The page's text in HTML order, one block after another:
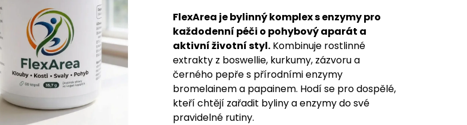
FlexArea je bylinný komplex s enzymy pro
každodenní péči o pohybový aparát a
aktivní životní styl. Kombinuje rostlinné
extrakty z boswellie, kurkumy, zázvoru a
černého pepře s přírodními enzymy
bromelainem a papainem. Hodí se pro dospělé,
kteří chtějí zařadit byliny a enzymy do své
pravidelné rutiny.